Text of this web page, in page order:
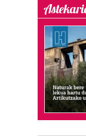
Bazkide batzuek ez
interes komertzial
bazkideen
duten interes
dezakezun ikusteko.
Lortu zure datu
buruzko informazio
datuen atalean.